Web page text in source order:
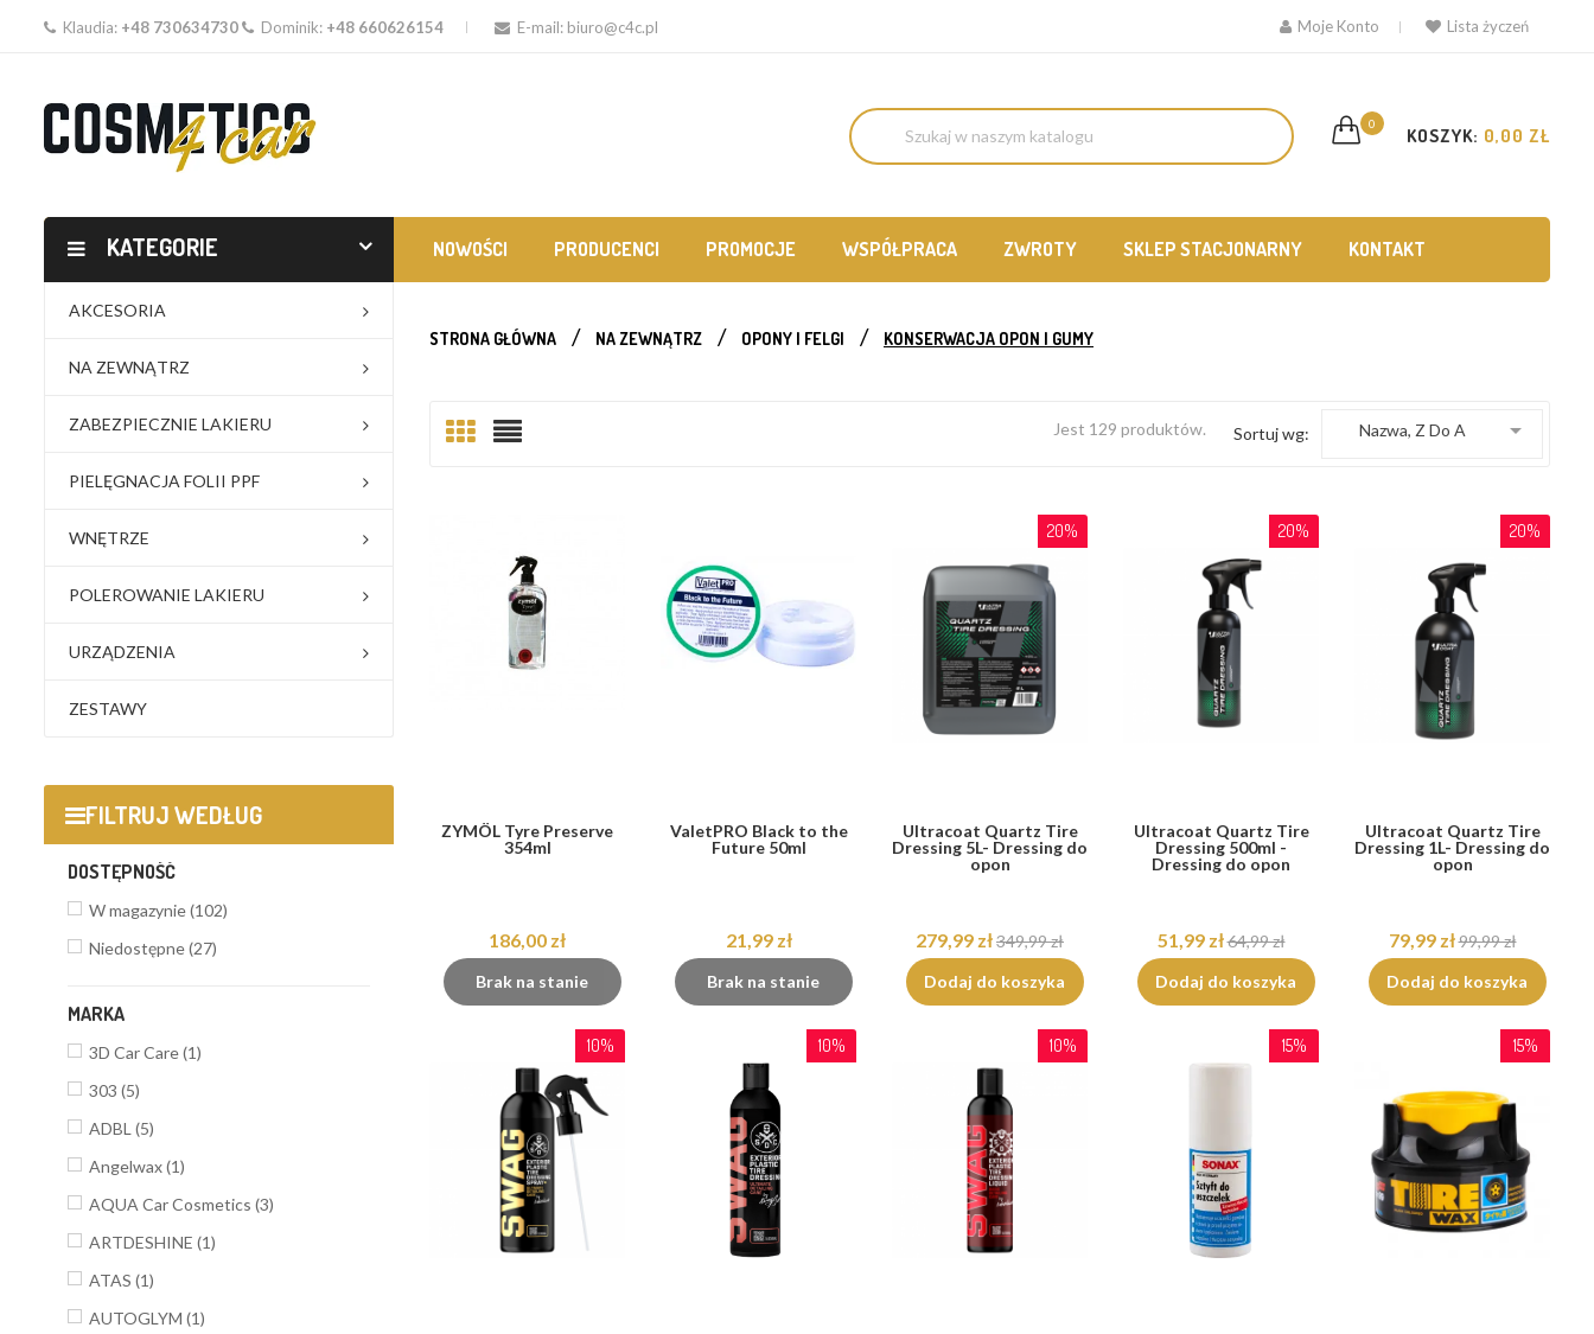
Klaudia: +48 730634730 Dominik: +48 660626154 E-mail: biuro@c4c.pl Moje Konto Lista życzeń
0
KOSZYK: 0,00 ZŁ
KATEGORIE NOWOŚCI PRODUCENCI PROMOCJE WSPÓŁPRACA ZWROTY SKLEP STACJONARNY KONTAKT
AKCESORIA
NA ZEWNĄTRZ
ZABEZPIECZNIE LAKIERU
PIELĘGNACJA FOLII PPF
WNĘTRZE
POLEROWANIE LAKIERU
URZĄDZENIA
ZESTAWY
FILTRUJ WEDŁUG
DOSTĘPNOŚĆ
W magazynie(102)
Niedostępne(27)
MARKA
3D Car Care(1)
303 (5)
ADBL (5)
Angelwax(1)
AQUA Car Cosmetics (3)
ARTDESHINE (1)
ATAS (1)
AUTOGLYM (1)
STRONA GŁÓWNA NA ZEWNĄTRZ OPONY I FELGI KONSERWACJA OPON I GUMY
Jest 129 produktów. Sortuj wg: Nazwa, Z Do A 
ZYMÖL Tyre Preserve
354ml
186,00 zł
Brak na stanie
ValetPRO Black to the
Future 50ml
21,99 zł
Brak na stanie
20%
Ultracoat Quartz Tire
Dressing 5L- Dressing do
opon
279,99 zł349,99 zł
Dodaj do koszyka
20%
Ultracoat Quartz Tire
Dressing 500ml -
Dressing do opon
51,99 zł64,99 zł
Dodaj do koszyka
20%
Ultracoat Quartz Tire
Dressing 1L- Dressing do
opon
79,99 zł99,99 zł
Dodaj do koszyka
10% 10% 10% 15% 15%